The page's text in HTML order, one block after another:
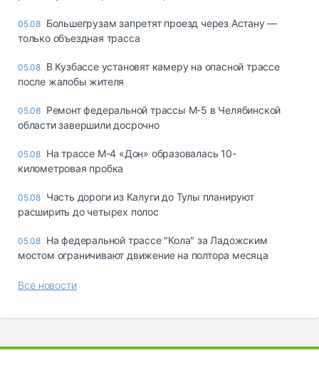
05.08 Большегрузам запретят проезд через Астану —
только объездная трасса
05.08 В Кузбассе установят камеру на опасной трассе
после жалобы жителя
05.08 Ремонт федеральной трассы М-5 в Челябинской
области завершили досрочно
05.08 На трассе М-4 «Дон» образовалась 10-
километровая пробка
05.08 Часть дороги из Калуги до Тулы планируют
расширить до четырех полос
05.08 На федеральной трассе "Кола" за Ладожским
мостом ограничивают движение на полтора месяца
Все новости